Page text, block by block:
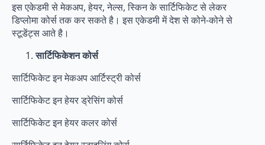
इस एकेडमी से मेकअप, हेयर, नेल्स, स्किन के सार्टिफिकेट से लेकर
डिप्लोमा कोर्स तक कर सकते है। इस एकेडमी में देश से कोने-कोने से
स्टूडेंट्स आते है।
सार्टिफिकेशन कोर्स
सार्टिफिकेट इन मेकअप आर्टिस्ट्री कोर्स
सार्टिफिकेट इन हेयर ड्रेसिंग कोर्स
सार्टिफिकेट इन हेयर कलर कोर्स